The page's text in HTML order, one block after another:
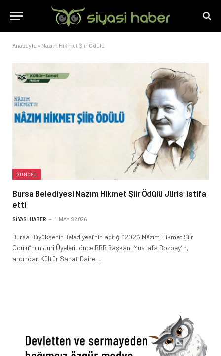
Anasayfa » Nazım Hikmet Şiir Ödülü
GÜNCEL
Bursa Belediyesi Nazım Hikmet Şiir Ödülü Jürisi istifa
etti
SIYASI HABER 1 MAYIS 2026
Bursa Büyükşehir Belediyesi’nin açtığı “2026 Nâzım Hikmet Şiir
Ödülü”nün Jüri Üyeleri, önce BBB Başkanı Mustafa Bozbey’in,
ardından Kültür Sanat Daire…